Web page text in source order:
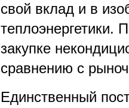
свой вклад и в
теплоэнергетики.
закупке
сравнению с
Единственный